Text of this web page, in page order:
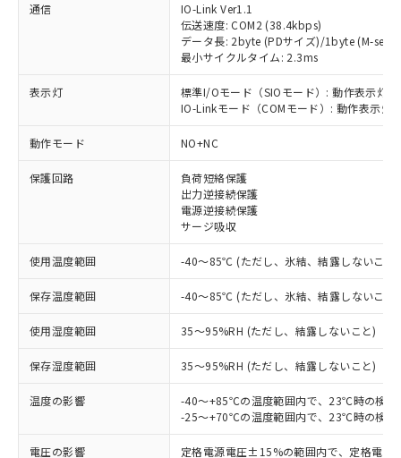
通信
IO-Link Ver1.1
伝送速度: COM2 (38.4kbps)
データ長: 2byte (PDサイズ)/1byte (M-
最小サイクルタイム: 2.3ms
表示灯
標準I/Oモード（SIOモード）: 動作表示灯(
IO-Linkモード（COMモード）: 動作表示
動作モード NO+NC
保護回路
負荷短絡保護
出力逆接続保護
電源逆接続保護
サージ吸収
使用温度範囲 -40～85℃ (ただし、氷結、結露しないこと)
保存温度範囲 -40～85℃ (ただし、氷結、結露しないこと)
使用湿度範囲 35～95%RH (ただし、結露しないこと)
保存湿度範囲 35～95%RH (ただし、結露しないこと)
温度の影響
-40～+85℃の温度範囲内で、23℃時の検
-25～+70℃の温度範囲内で、23℃時の検
電圧の影響 定格電源電圧±15%の範囲内で、定格電
ご利用条件
以下の条件をお読みいただき、同意のうえ
ご利用ください。
本サービスは、当社制御機器事業取扱
商品の当社在庫状況および標準価格
(税抜)を提供させていただくもので
当社制御機器事業取扱商品の中には、
本サービスの対象外となる商品もある
対応済み：EU RoHS指令（10物質）の
非含有に対応した製品が提供可能な商品で
対応予定：EU RoHS指令（10物質）の非含
有に対応した製品に切り替える予定のある
商品です。
対応予定なし：EU RoHS指令（10物質）の
非含有に非対応の商品で、対応品を出す予
調査・確認中：EU RoHS指令（10物質）の
非含有の対応状況を調査中または確認中の
非該当品：ライセンス料など無形物で、有
害物質有無と関係のない商品です。
仕入先様の事情により、非含有部品として
いたものが、含有品と判明した場合などや
※1 中国RoHS○×表
「○」：最大均質材料含有率が中国RoHSの
基準値以下であることを示します。
「×」：最大均質材料含有率が中国RoHSの
基準値を超えていることを示します。